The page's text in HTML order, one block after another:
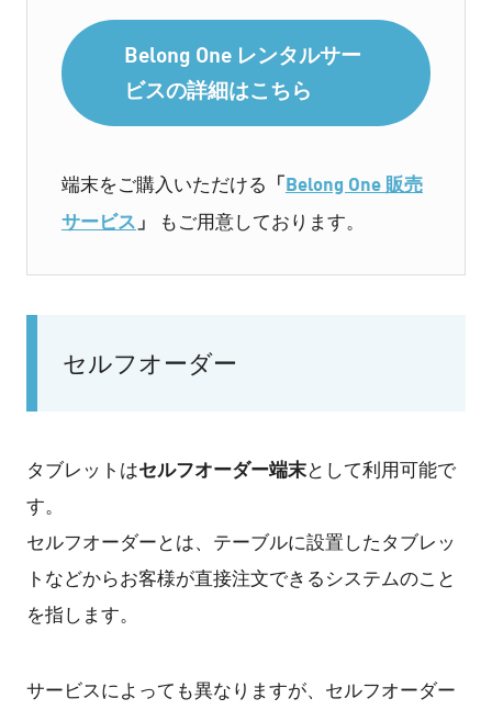
Belong One レンタルサー
ビスの詳細はこちら
端末をご購入いただける 「Belong One 販売
サービス 」 もご用意しております。
セルフオーダー
タブレットはセルフオーダー端末として利用可能で
す。
セルフオーダーとは、テーブルに設置したタブレッ
トなどからお客様が直接注文できるシステムのこと
を指します。
サービスによっても異なりますが、セルフオーダー